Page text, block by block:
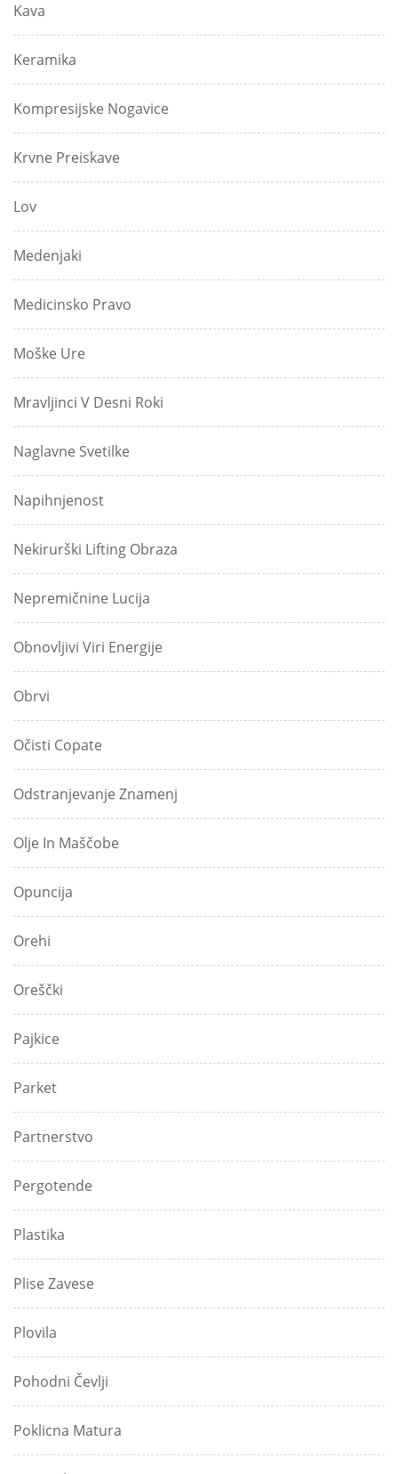
Kava
Keramika
Kompresijske Nogavice
Krvne Preiskave
Lov
Medenjaki
Medicinsko Pravo
Moške Ure
Mravljinci V Desni Roki
Naglavne Svetilke
Napihnjenost
Nekirurški Lifting Obraza
Nepremičnine Lucija
Obnovljivi Viri Energije
Obrvi
Očisti Copate
Odstranjevanje Znamenj
Olje In Maščobe
Opuncija
Orehi
Oreščki
Pajkice
Parket
Partnerstvo
Pergotende
Plastika
Plise Zavese
Plovila
Pohodni Čevlji
Poklicna Matura